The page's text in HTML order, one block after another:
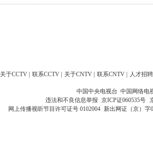
关于CCTV 联系CCTV 关于CNTV 联系CNTV 人才招聘
中国中央电视台 中国网络电
违法和不良信息举报 京ICP证060535号
网上传播视听节目许可证号 0102004 新出网证（京）